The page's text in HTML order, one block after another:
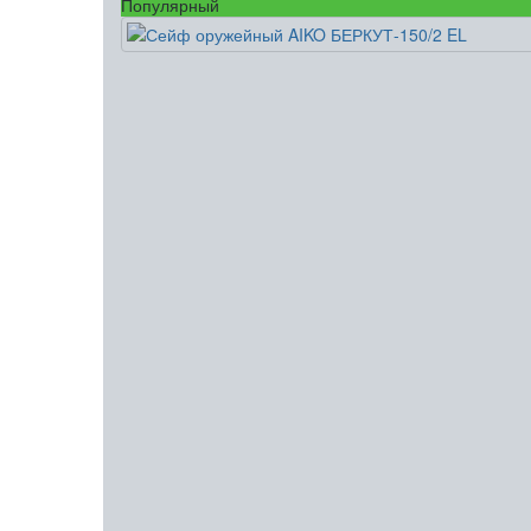
Популярный